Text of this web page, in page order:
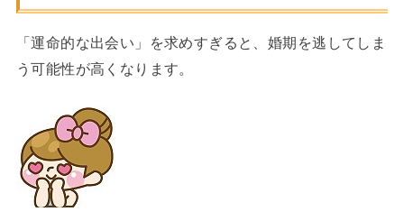
「運命的な出会い」を求めすぎると、婚期を逃してしま
う可能性が高くなります。